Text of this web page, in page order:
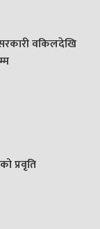
वकिलदेखि
प्रवृति